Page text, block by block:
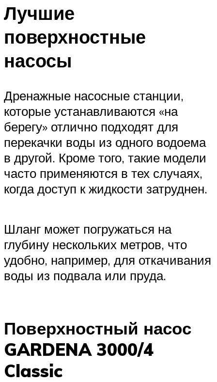
Лучшие
поверхностные
насосы
Дренажные насосные станции,
которые устанавливаются «на
берегу» отлично подходят для
перекачки воды из одного водоема
в другой. Кроме того, такие модели
часто применяются в тех случаях,
когда доступ к жидкости затруднен.
Шланг может погружаться на
глубину нескольких метров, что
удобно, например, для откачивания
воды из подвала или пруда.
Поверхностный насос
GARDENA 3000/4
Classic